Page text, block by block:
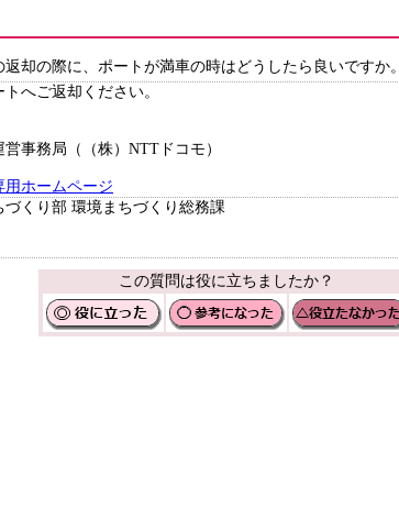
却の際に、ポートが満車の時はどうしたら良いですか。
へご返却ください。
事務局（（株）NTTドコモ）
用ホームページ
づくり部 環境まちづくり総務課
この質問は役に立ちましたか？